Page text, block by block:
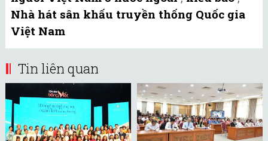
Nhà hát sân khấu truyền thống Quốc gia
Việt Nam
Tin liên quan